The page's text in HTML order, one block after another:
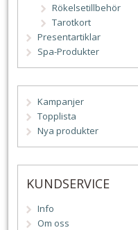
Rökelsetillbehör
Tarotkort
Presentartiklar
Spa-Produkter
Kampanjer
Topplista
Nya produkter
KUNDSERVICE
Info
Om oss